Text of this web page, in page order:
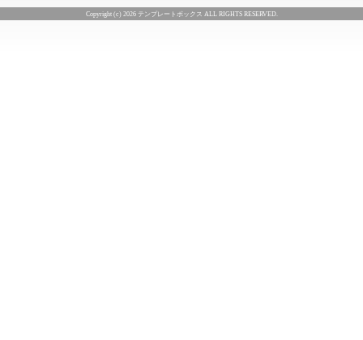
Copyright (c) 2026 テンプレートボックス ALL RIGHTS RESERVED.